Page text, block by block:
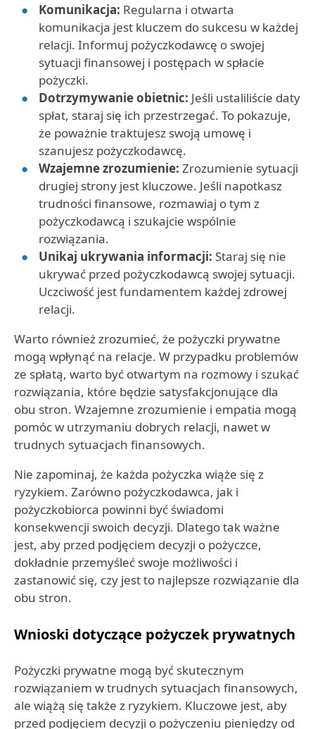
Komunikacja: Regularna i otwarta
komunikacja jest kluczem do sukcesu w każdej
relacji. Informuj pożyczkodawcę o swojej
sytuacji finansowej i postępach w spłacie
pożyczki.
Dotrzymywanie obietnic: Jeśli ustaliliście daty
spłat, staraj się ich przestrzegać. To pokazuje,
że poważnie traktujesz swoją umowę i
szanujesz pożyczkodawcę.
Wzajemne zrozumienie: Zrozumienie sytuacji
drugiej strony jest kluczowe. Jeśli napotkasz
trudności finansowe, rozmawiaj o tym z
pożyczkodawcą i szukajcie wspólnie
rozwiązania.
Unikaj ukrywania informacji: Staraj się nie
ukrywać przed pożyczkodawcą swojej sytuacji.
Uczciwość jest fundamentem każdej zdrowej
relacji.
Warto również zrozumieć, że pożyczki prywatne
mogą wpłynąć na relacje. W przypadku problemów
ze spłatą, warto być otwartym na rozmowy i szukać
rozwiązania, które będzie satysfakcjonujące dla
obu stron. Wzajemne zrozumienie i empatia mogą
pomóc w utrzymaniu dobrych relacji, nawet w
trudnych sytuacjach finansowych.
Nie zapominaj, że każda pożyczka wiąże się z
ryzykiem. Zarówno pożyczkodawca, jak i
pożyczkobiorca powinni być świadomi
konsekwencji swoich decyzji. Dlatego tak ważne
jest, aby przed podjęciem decyzji o pożyczce,
dokładnie przemyśleć swoje możliwości i
zastanowić się, czy jest to najlepsze rozwiązanie dla
obu stron.
Wnioski dotyczące pożyczek prywatnych
Pożyczki prywatne mogą być skutecznym
rozwiązaniem w trudnych sytuacjach finansowych,
ale wiążą się także z ryzykiem. Kluczowe jest, aby
przed podjęciem decyzji o pożyczeniu pieniędzy od